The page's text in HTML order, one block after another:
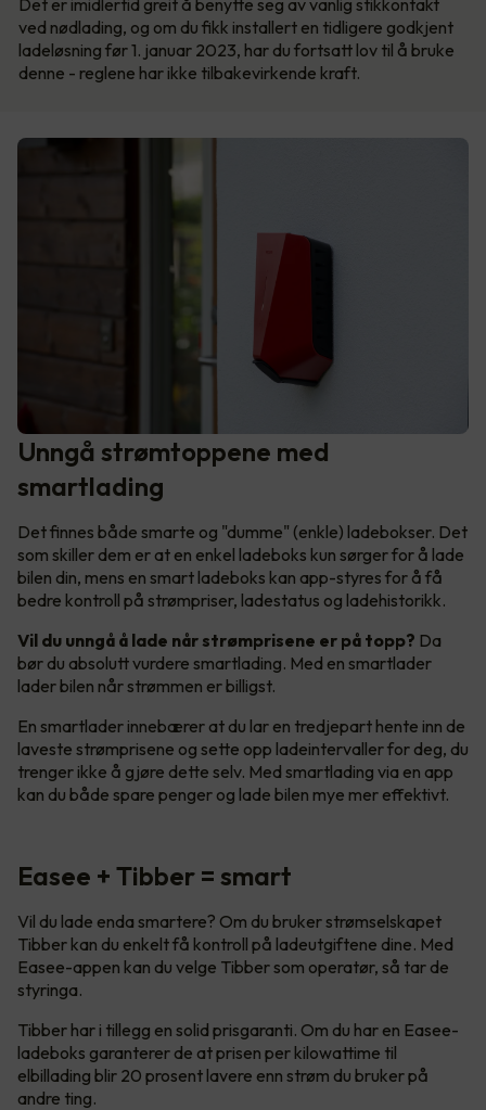
Det er imidlertid greit å benytte seg av vanlig stikkontakt
ved nødlading, og om du fikk installert en tidligere godkjent
ladeløsning før 1. januar 2023, har du fortsatt lov til å bruke
denne - reglene har ikke tilbakevirkende kraft.
Unngå strømtoppene med
smartlading
Det finnes både smarte og "dumme" (enkle) ladebokser. Det
som skiller dem er at en enkel ladeboks kun sørger for å lade
bilen din, mens en smart ladeboks kan app-styres for å få
bedre kontroll på strømpriser, ladestatus og ladehistorikk.
Vil du unngå å lade når strømprisene er på topp? Da
bør du absolutt vurdere smartlading. Med en smartlader
lader bilen når strømmen er billigst.
En smartlader innebærer at du lar en tredjepart hente inn de
laveste strømprisene og sette opp ladeintervaller for deg, du
trenger ikke å gjøre dette selv. Med smartlading via en app
kan du både spare penger og lade bilen mye mer effektivt.
Easee + Tibber = smart
Vil du lade enda smartere? Om du bruker strømselskapet
Tibber kan du enkelt få kontroll på ladeutgiftene dine. Med
Easee-appen kan du velge Tibber som operatør, så tar de
styringa.
Tibber har i tillegg en solid prisgaranti. Om du har en Easee-
ladeboks garanterer de at prisen per kilowattime til
elbillading blir 20 prosent lavere enn strøm du bruker på
andre ting.